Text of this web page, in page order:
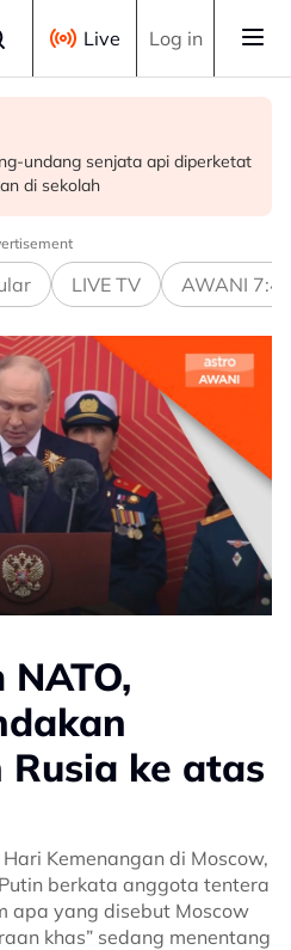
Live Log in
hari ini
ditahan bantu siasatan
agama
undang senjata api diperketat
di sekolah
LIVE TV AWANI
ke atas
Kemenangan di Moscow,
berkata anggota tentera
apa yang disebut Moscow
khas” sedang menentang